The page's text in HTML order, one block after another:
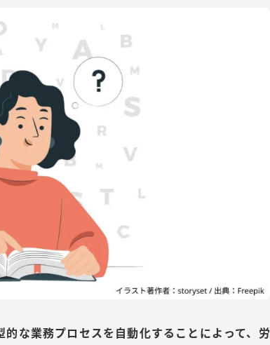
的な業務プロセスを自動化することによって、労